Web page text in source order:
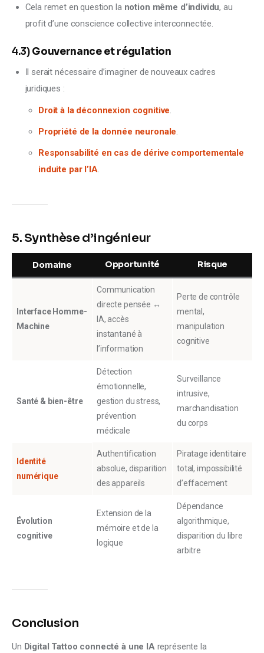
Cela remet en question la notion même d’individu, au
profit d’une conscience collective interconnectée.
4.3)Gouvernance et régulation
Il serait nécessaire d’imaginer de nouveaux cadres
juridiques :
Droit à la déconnexion cognitive.
Propriété de la donnée neuronale.
Responsabilité en cas de dérive comportementale
induite par l’IA.
5. Synthèse d’ingénieur
Domaine Opportunité Risque
Interface Homme-
Machine
Communication
directe pensée ↔
IA, accès
instantané à
l’information
Perte de contrôle
mental,
manipulation
cognitive
Santé & bien-être
Détection
émotionnelle,
gestion du stress,
prévention
médicale
Surveillance
intrusive,
marchandisation
du corps
Identité
numérique
Authentification
absolue, disparition
des appareils
Piratage identitaire
total, impossibilité
d’effacement
Évolution
cognitive
Extension de la
mémoire et de la
logique
Dépendance
algorithmique,
disparition du libre
arbitre
Conclusion
Un Digital Tattoo connecté à une IA représente la